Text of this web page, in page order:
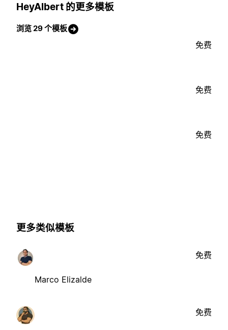
HeyAlbert 的更多模板
浏览 29 个模板
免费
免费
免费
更多类似模板
Marco Elizalde
免费
免费